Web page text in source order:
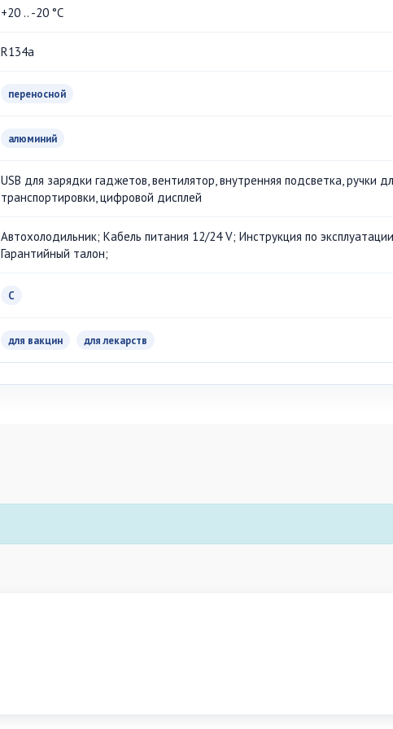
+20 .. -20 °С
R134a
переносной
алюминий
USB для зарядки гаджетов, вентилятор, внутренняя подсветка, ручки
транспортировки, цифровой дисплей
Автохолодильник; Кабель питания 12/24 V; Инструкция по
Гарантийный талон;
C
для вакцин для лекарств